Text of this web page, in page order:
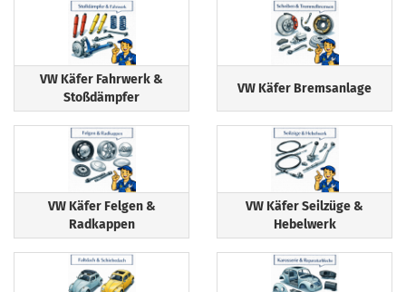
VW Käfer Fahrwerk &
Stoßdämpfer
VW Käfer Bremsanlage
VW Käfer Felgen &
Radkappen
VW Käfer Seilzüge &
Hebelwerk